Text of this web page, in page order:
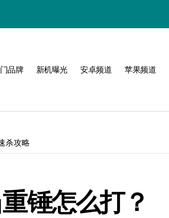
品牌 新机曝光 安卓频道 苹果频道
杀攻略
锤怎么打？